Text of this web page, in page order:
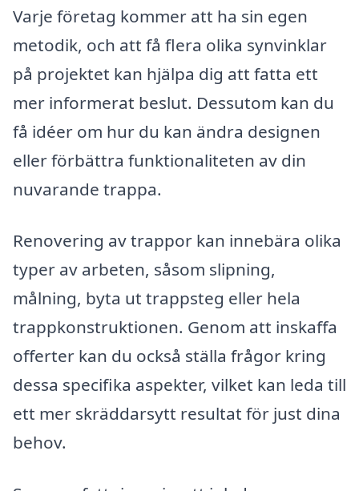
Varje företag kommer att ha sin egen
metodik, och att få flera olika synvinklar
på projektet kan hjälpa dig att fatta ett
mer informerat beslut. Dessutom kan du
få idéer om hur du kan ändra designen
eller förbättra funktionaliteten av din
nuvarande trappa.
Renovering av trappor kan innebära olika
typer av arbeten, såsom slipning,
målning, byta ut trappsteg eller hela
trappkonstruktionen. Genom att inskaffa
offerter kan du också ställa frågor kring
dessa specifika aspekter, vilket kan leda till
ett mer skräddarsytt resultat för just dina
behov.